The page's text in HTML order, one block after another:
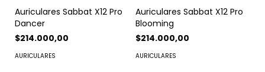
Auriculares Sabbat X12 Pro
Dancer
$214.000,00
AURICULARES
Auriculares Sabbat X12 Pro
Blooming
$214.000,00
AURICULARES